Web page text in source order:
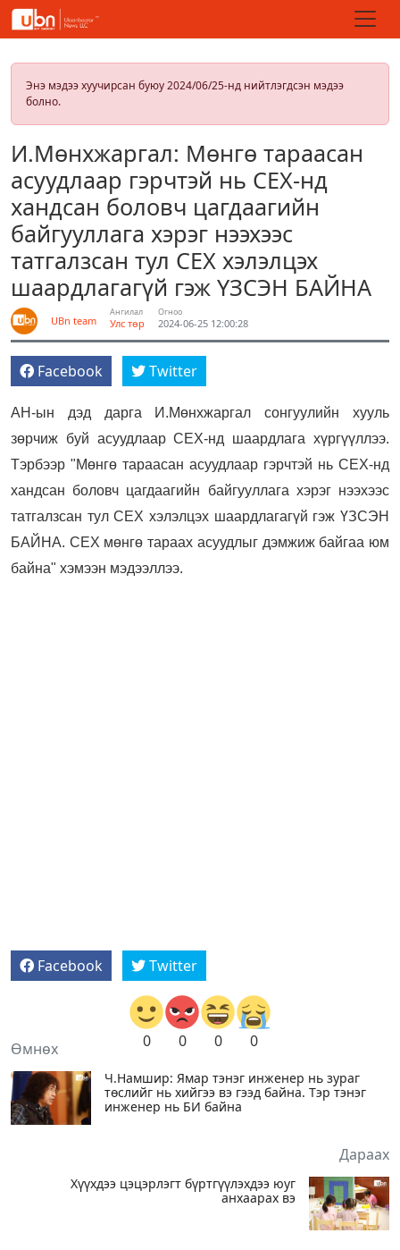
Энэ мэдээ хуучирсан буюу 2024/06/25-нд нийтлэгдсэн мэдээ
болно.
И.Мөнхжаргал: Мөнгө тараасан
асуудлаар гэрчтэй нь СЕХ-нд
хандсан боловч цагдаагийн
байгууллага хэрэг нээхээс
татгалзсан тул СЕХ хэлэлцэх
шаардлагагүй гэж ҮЗСЭН БАЙНА
UBn team
Ангилал
Улс төр
Огноо
2024-06-25 12:00:28
Facebook Twitter
АН-ын дэд дарга И.Мөнхжаргал сонгуулийн хууль
зөрчиж буй асуудлаар СЕХ-нд шаардлага хүргүүллээ.
Тэрбээр "Мөнгө тараасан асуудлаар гэрчтэй нь СЕХ-нд
хандсан боловч цагдаагийн байгууллага хэрэг нээхээс
татгалзсан тул СЕХ хэлэлцэх шаардлагагүй гэж ҮЗСЭН
БАЙНА. СЕХ мөнгө тараах асуудлыг дэмжиж байгаа юм
байна" хэмээн мэдээллээ.
Facebook Twitter
0 0 0 0
Өмнөх
Ч.Намшир: Ямар тэнэг инженер нь зураг
төслийг нь хийгээ вэ гээд байна. Тэр тэнэг
инженер нь БИ байна
Дараах
Хүүхдээ цэцэрлэгт бүртгүүлэхдээ юуг
анхаарах вэ